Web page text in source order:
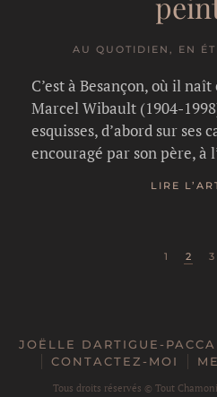
AU QUOTIDIEN, EN
C’est à Besançon, où il
Marcel Wibault (1904-
esquisses, d’abord sur ses
encouragé par son père, à
LIRE
1 2 3
JOËLLE DARTIGUE-
CONTACTEZ-MOI
Tous droits réservés © Tout